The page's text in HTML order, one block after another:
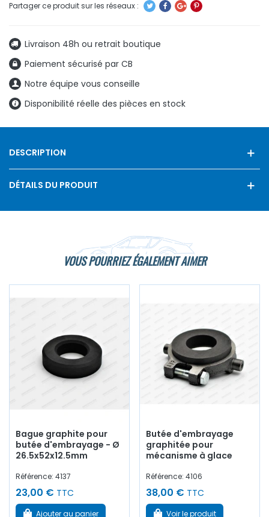
Livraison 48h ou retrait boutique
Paiement sécurisé par CB
Notre équipe vous conseille
Disponibilité réelle des pièces en stock
DESCRIPTION
DÉTAILS DU PRODUIT
VOUS POURRIEZ ÉGALEMENT AIMER
Bague graphite pour
butée d'embrayage - Ø
26.5x52x12.5mm
Référence: 4137
23,00 € TTC
Ajouter au panier
Butée d'embrayage
graphitée pour
mécanisme à glace
Référence: 4106
38,00 € TTC
Voir le produit